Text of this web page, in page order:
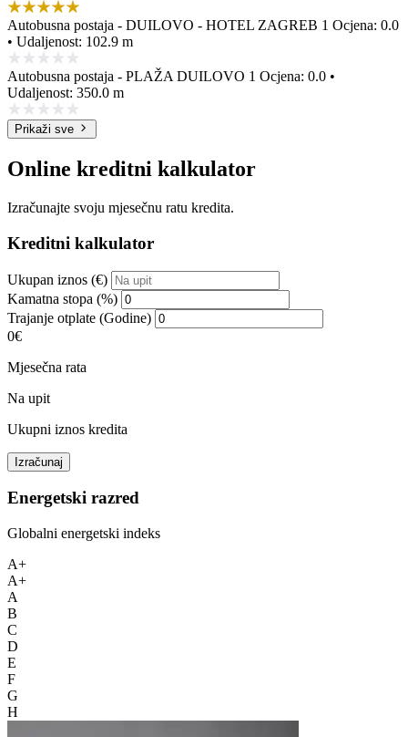
Autobusna postaja - DUILOVO - HOTEL ZAGREB 1 Ocjena: 0.0
• Udaljenost: 102.9 m
Autobusna postaja - PLAŽA DUILOVO 1 Ocjena: 0.0 •
Udaljenost: 350.0 m
Prikaži sve
Online kreditni kalkulator
Izračunajte svoju mjesečnu ratu kredita.
Kreditni kalkulator
Ukupan iznos (€)
Kamatna stopa (%)
Trajanje otplate (Godine)
0€
Mjesečna rata
Na upit
Ukupni iznos kredita
Izračunaj
Energetski razred
Globalni energetski indeks
A+
A+
A
B
C
D
E
F
G
H